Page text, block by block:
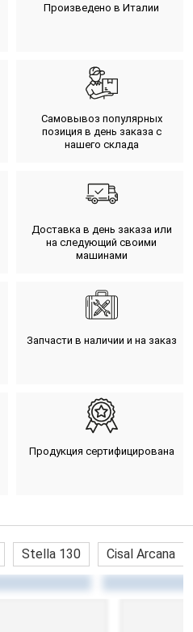
Произведено в Италии
Самовывоз популярных
позиция в день заказа с
нашего склада
Доставка в день заказа или
на следующий своими
машинами
Запчасти в наличии и на заказ
Продукция сертифицирована
Stella 130 Cisal Arcana